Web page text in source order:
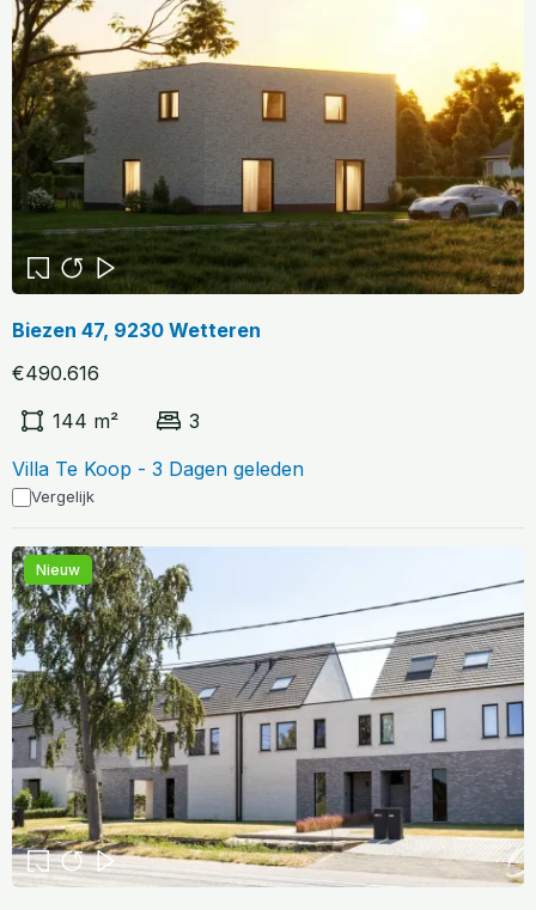
Biezen 47, 9230 Wetteren
€490.616
144 m²
3
Villa Te Koop - 3 Dagen geleden
Vergelijk
Nieuw